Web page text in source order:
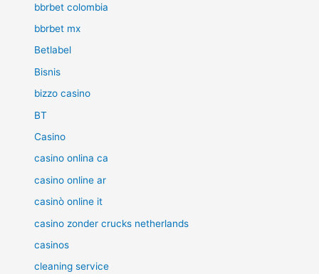
bbrbet colombia
bbrbet mx
Betlabel
Bisnis
bizzo casino
BT
Casino
casino onlina ca
casino online ar
casinò online it
casino zonder crucks netherlands
casinos
cleaning service